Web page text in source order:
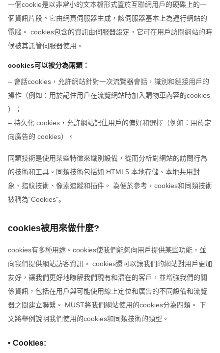
一個cookie是以非常小的文本檔形式置於互聯網用戶的硬碟上的一
個資訊片段。它由網頁伺服器生成，該伺服器基本上為運行網站的
電腦。 cookies包含的資訊由伺服器設定，它可在用戶訪問網站的時
候被其託管伺服器使用。
cookies可以被分為兩類：
– 會話cookies，允許網站針對一次流覽器會話，識別和鏈接用戶的
操作（例如：用於記住用戶在流覽網站時加入購物車內容的cookies
）；
– 持久化 cookies，允許網站記住用戶的偏好和選擇（例如：用於定
向廣告的 cookies）。
同類技術是使用某些特徵來識別設備，從而分析對網站的訪問行為
的技術和工具。同類技術包括如 HTML5 本地存儲、本地共用對
象、指紋技術、像素追蹤和插件。 為便於參考，cookies和同類技術
被稱為“Cookies”。
cookies被用來做什麼?
cookies有多種用途。cookies使我們能夠向用戶提供某些功能，並
向我們提供網站訪客資訊。 cookies還可以讓我們的網站對用戶更加
友好，讓我們更好地瞭解我們現有和潛在的客戶，並增強我們的關
係資訊，包括在用戶與可能使用線上定位和廣告的不同設備和流覽
器之間建立聯繫。 MUST將我們網站使用的cookies分為四類。 下
文將舉例說明我們使用的cookies和同類技術的類型。
• Cookies: